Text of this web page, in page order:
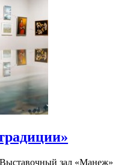
Выставочный зал «Манеж»